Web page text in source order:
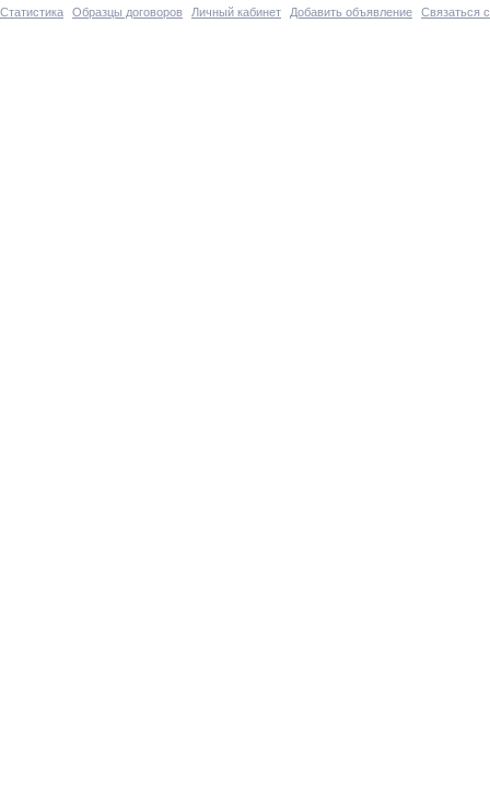
Статистика
Образцы договоров Личный кабинет Добавить объявление Связаться